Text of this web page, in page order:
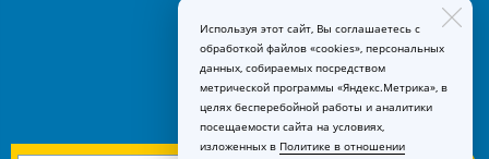
регистрация
товарных знаков
Используя этот сайт, Вы соглашаетесь с
обработкой файлов «cookies», персональных
данных, собираемых посредством
метрической программы «Яндекс.Метрика», в
целях бесперебойной работы и аналитики
посещаемости сайта на условиях,
изложенных в Политике в отношении